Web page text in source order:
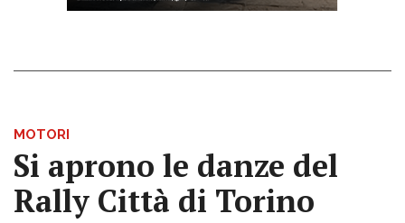
MOTORI
Si aprono le danze del
Rally Città di Torino